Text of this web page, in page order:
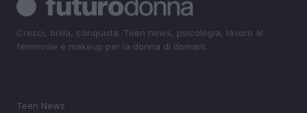
Cresci, brilla, conquista. Teen news, psicologia, lavoro al
femminile e makeup per la donna di domani.
Teen News